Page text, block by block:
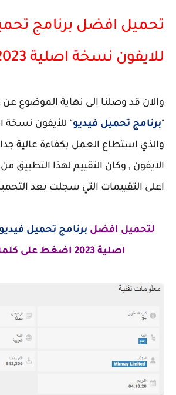
تحميل افضل برنامج
للايفون نسخة اصلية 2023
والان قد وصلنا الى نهاية الموضوع
"برنامج تحميل فيديو"
والذي استطاع العمل بكفاءة عالية
الايفون , وكان التقييم لهذا التطبيق
اعلى التقييمات التي سجلت بعد
لتحميل افضل برنامج تحميل فيديو
اصلية 2023 اضغط على كلمة تحميل